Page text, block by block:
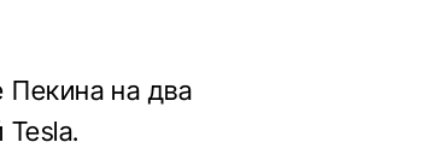
Пекина на два